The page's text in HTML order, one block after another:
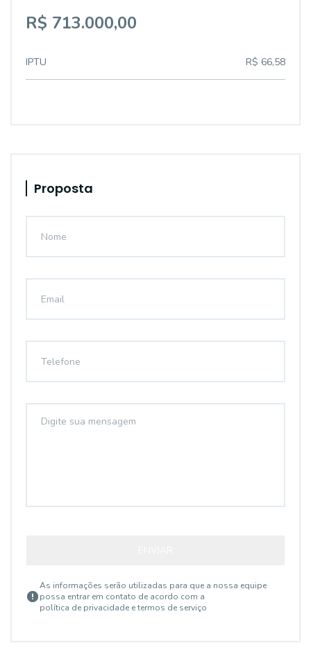
R$ 713.000,00
IPTU R$ 66,58
Proposta
As informações serão utilizadas para que a nossa equipe
possa entrar em contato de acordo com a
política de privacidade e termos de serviço